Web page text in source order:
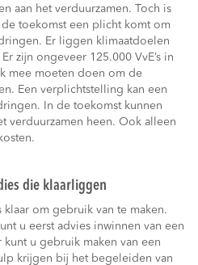
aan het verduurzamen. Toch is
toekomst een plicht komt om
Er liggen klimaatdoelen
zijn ongeveer 125.000 VvE’s in
mee moeten doen om de
Een verplichtstelling kan een
In de toekomst kunnen
verduurzamen heen. Ook alleen
die klaarliggen
om gebruik van te maken.
u eerst advies inwinnen van een
u gebruik maken van een
krijgen bij het begeleiden van